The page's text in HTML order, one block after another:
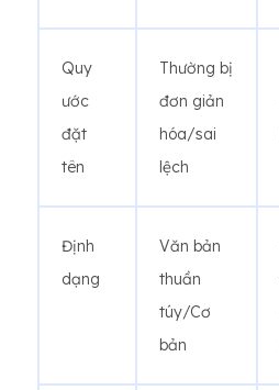
Quy
ước
đặt
tên
Thường bị
đơn giản
hóa/sai
lệch
Định
dạng
Văn bản
thuần
túy/Cơ
bản